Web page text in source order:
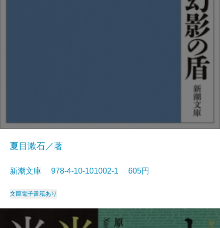
夏目漱石／著
新潮文庫 978-4-10-101002-1 605円
文庫電子書籍あり